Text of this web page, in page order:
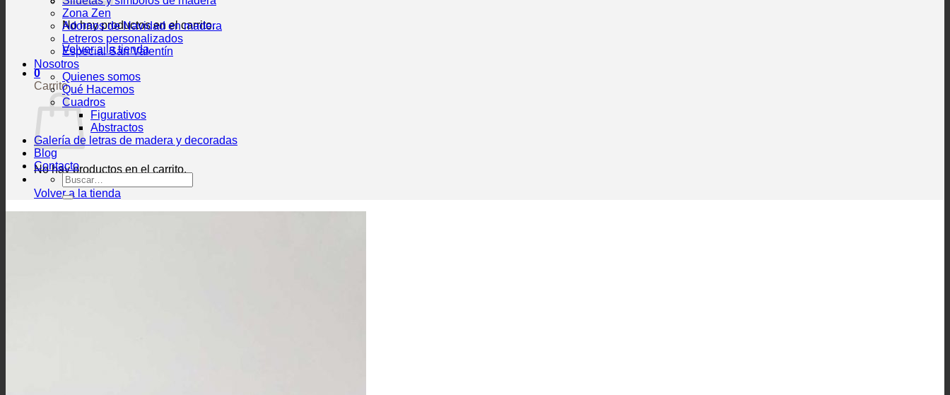
No hay productos en el carrito.
Volver a la tienda
0
Carrito
No hay productos en el carrito.
Volver a la tienda
Zona Zen
Adornos de Navidad en madera
Letreros personalizados
Especial San Valentín
Nosotros
Quienes somos
Qué Hacemos
Cuadros
Figurativos
Abstractos
Galería de letras de madera y decoradas
Blog
Contacto
Buscar
por: